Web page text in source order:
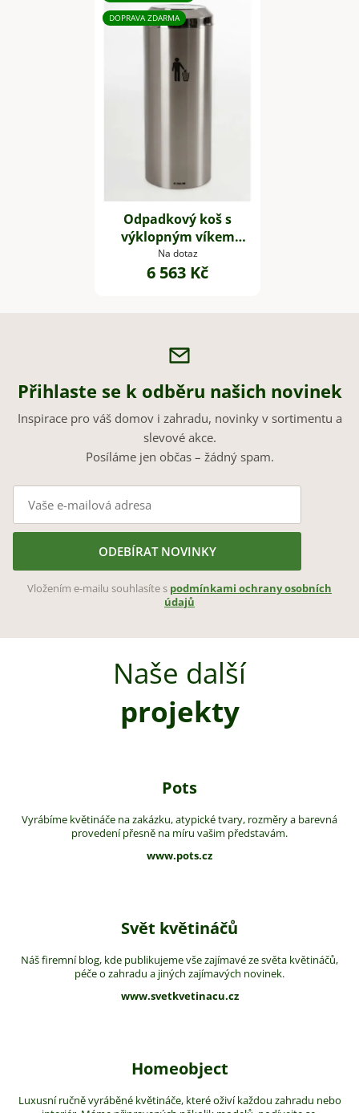
DOPRAVA ZDARMA
Odpadkový koš s
výklopným víkem
TUBE, výška 75 cm,
nerez, stříbrný
Na dotaz
6 563 Kč
Přihlaste se k odběru našich novinek
Inspirace pro váš domov i zahradu, novinky v sortimentu a
slevové akce.
Posíláme jen občas – žádný spam.
ODEBÍRAT NOVINKY
Vložením e-mailu souhlasíte s podmínkami ochrany osobních
údajů
Naše další
projekty
Pots
Vyrábíme květináče na zakázku, atypické tvary, rozměry a barevná
provedení přesně na míru vašim představám.
www.pots.cz
Svět květináčů
Náš firemní blog, kde publikujeme vše zajímavé ze světa květináčů,
péče o zahradu a jiných zajímavých novinek.
www.svetkvetinacu.cz
Homeobject
Luxusní ručně vyráběné květináče, které oživí každou zahradu nebo